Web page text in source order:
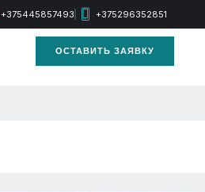
+375445857493 +375296352851
ОСТАВИТЬ ЗАЯВКУ